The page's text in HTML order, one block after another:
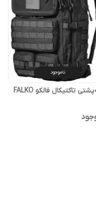
ناموجود
کوله‌پشتی تاکتیکال فالکو FALKO